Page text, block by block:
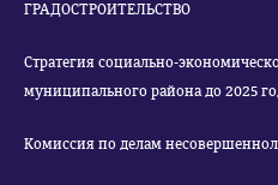
ГРАДОСТРОИТЕЛЬСТВО
Стратегия социально-
муниципального района до 2025
Комиссия по делам